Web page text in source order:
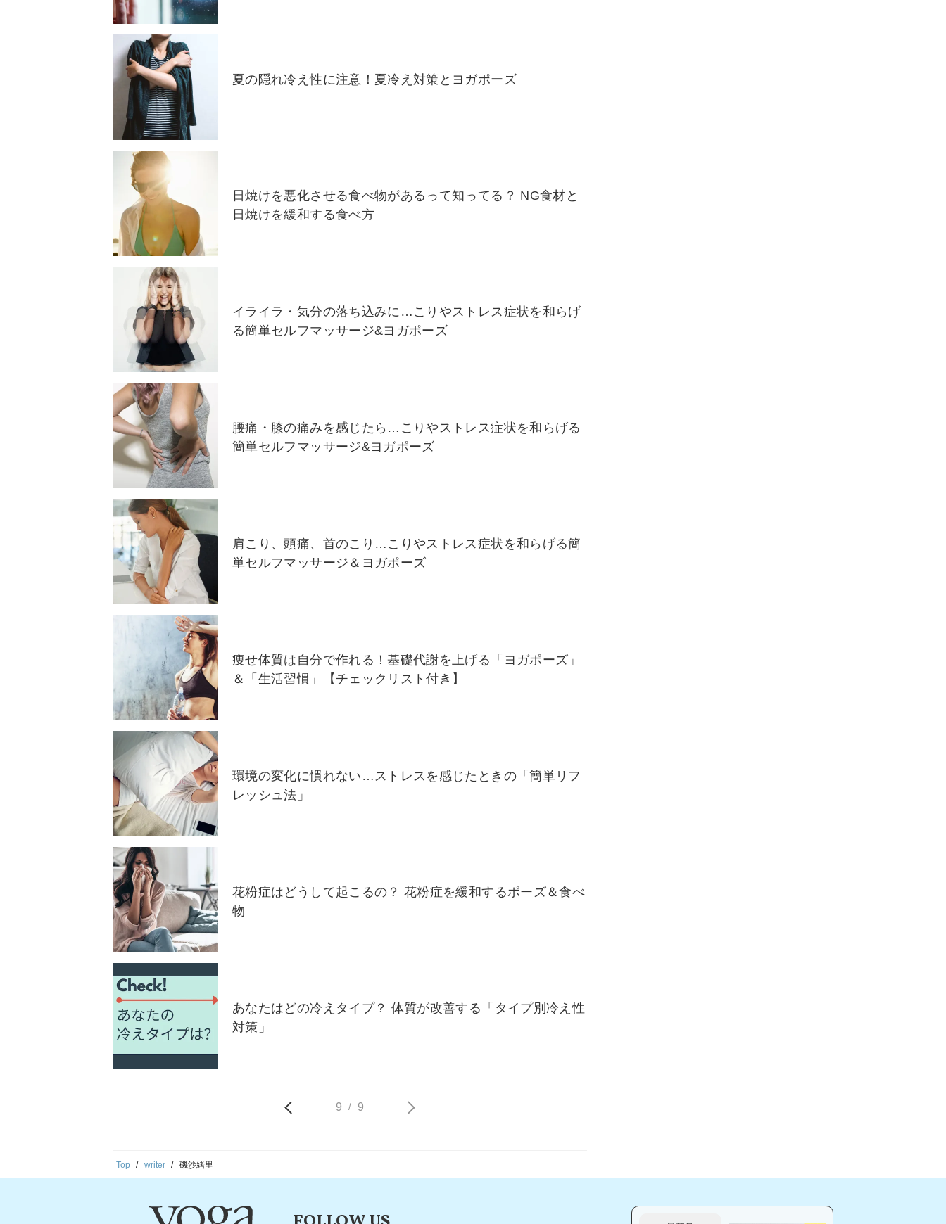
夏の隠れ冷え性に注意！夏冷え対策とヨガポーズ
日焼けを悪化させる食べ物があるって知ってる？ NG食材と
日焼けを緩和する食べ方
イライラ・気分の落ち込みに…こりやストレス症状を和らげ
る簡単セルフマッサージ&ヨガポーズ
腰痛・膝の痛みを感じたら…こりやストレス症状を和らげる
簡単セルフマッサージ&ヨガポーズ
肩こり、頭痛、首のこり…こりやストレス症状を和らげる簡
単セルフマッサージ＆ヨガポーズ
痩せ体質は自分で作れる！基礎代謝を上げる「ヨガポーズ」
＆「生活習慣」【チェックリスト付き】
環境の変化に慣れない…ストレスを感じたときの「簡単リフ
レッシュ法」
花粉症はどうして起こるの？ 花粉症を緩和するポーズ＆食べ
物
あなたはどの冷えタイプ？ 体質が改善する「タイプ別冷え性
対策」
9 / 9
Top writer 磯沙緒里